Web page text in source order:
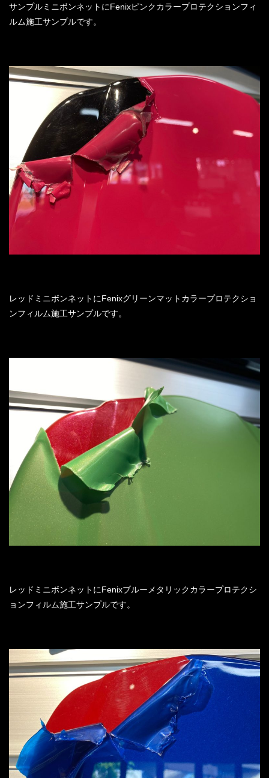
サンプルミニボンネットにFenixピンクカラープロテクションフィ
ルム施工サンプルです。
レッドミニボンネットにFenixグリーンマットカラープロテクショ
ンフィルム施工サンプルです。
レッドミニボンネットにFenixブルーメタリックカラープロテクシ
ョンフィルム施工サンプルです。